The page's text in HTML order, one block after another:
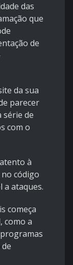
das
que
de
da sua
parecer
série de
com o
à
código
a ataques.
começa
como a